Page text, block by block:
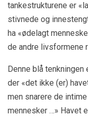
tankestrukturene er
stivnede og
ha «ødelagt
de andre livsformene
Denne blå
der «det ikke (er)
men snarere de
mennesker …» Havet